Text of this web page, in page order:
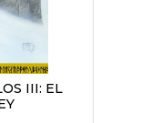
III: EL